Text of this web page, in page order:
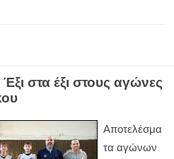
στα έξι στους αγώνες
Αποτελέσμα
τα αγώνων